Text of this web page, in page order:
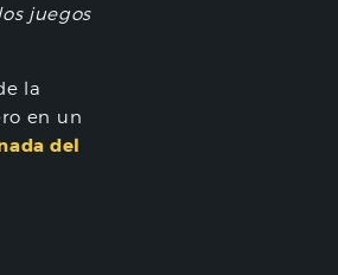
juegos
la
en un
del